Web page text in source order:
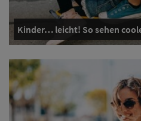
Kinder… leicht! So sehen